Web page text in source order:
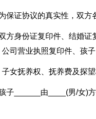
保证协议的真实性，双方
方身份证复印件、结婚证
司营业执照复印件、孩
子女抚养权、抚养费及探望
子______由____(男/女)